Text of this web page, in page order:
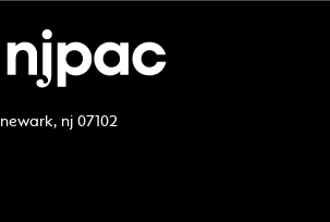
newark, nj 07102